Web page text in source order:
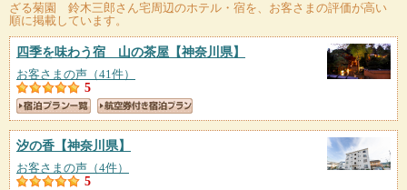
ざる菊園 鈴木三郎さん宅周辺のホテル・宿を、お客さまの評価が高い
順に掲載しています。
四季を味わう宿 山の茶屋 【神奈川県】
お客さまの声（41件）
5
汐の香 【神奈川県】
お客さまの声（4件）
5